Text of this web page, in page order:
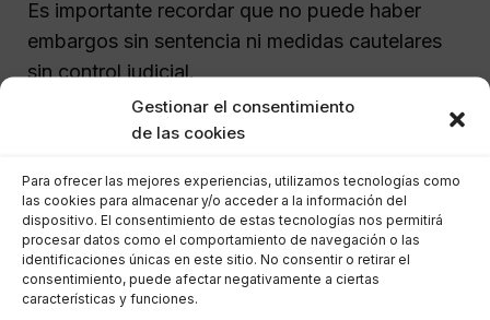
Gestionar el consentimiento
de las cookies
Para ofrecer las mejores experiencias, utilizamos tecnologías como
las cookies para almacenar y/o acceder a la información del
dispositivo. El consentimiento de estas tecnologías nos permitirá
procesar datos como el comportamiento de navegación o las
identificaciones únicas en este sitio. No consentir o retirar el
consentimiento, puede afectar negativamente a ciertas
características y funciones.
Es importante recordar que no puede haber
embargos sin sentencia ni medidas cautelares
sin control judicial.
¿Zolva puede incluirme en
ficheros de morosos?
Sí, Zolva puede solicitar la inclusión de tu
nombre enficheros de solvencia patrimonial
como ASNEF o BADEXCUG, pero solo si se